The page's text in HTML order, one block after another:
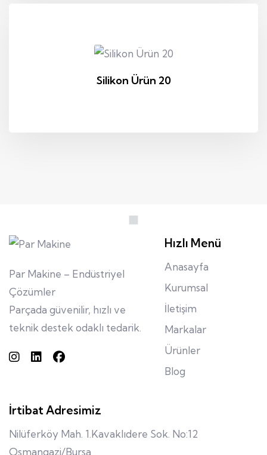
Silikon Ürün 20
Par Makine – Endüstriyel
Çözümler
Parçada güvenilir, hızlı ve
teknik destek odaklı tedarik.
Hızlı Menü
Anasayfa
Kurumsal
İletişim
Markalar
Ürünler
Blog
İrtibat Adresimiz
Nilüferköy Mah. 1.Kavaklıdere Sok. No:12
Osmangazi/Bursa